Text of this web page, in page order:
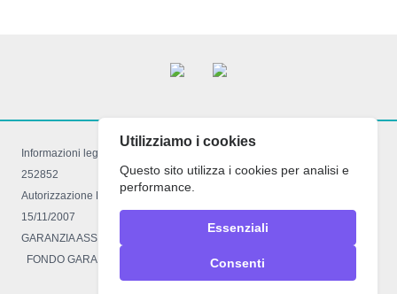
Informazioni legali: Registro imprese di Foggia 03521050710 R.E.A FG –
252852
Autorizzazione Reg.le decreto 934 del 16.03.2009 con LR. 34 del
15/11/2007
GARANZIA ASSICURATIVA POLIZZA R.C 4318905 Comp. Ass. EUROP
FONDO GARANZIA VACANZE FELICI n° 2457
Utilizziamo i cookies
Questo sito utilizza i cookies per analisi e
performance.
Essenziali
Consenti